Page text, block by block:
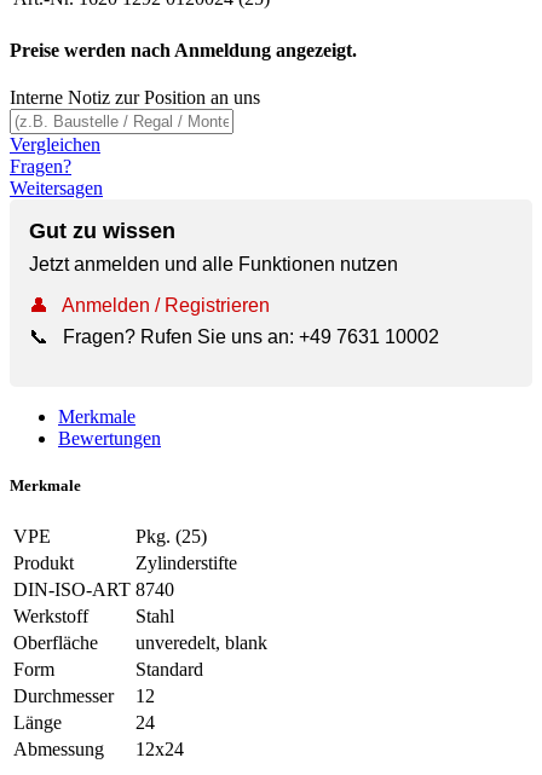
Preise werden nach Anmeldung angezeigt.
Interne Notiz zur Position an uns
Vergleichen
Fragen?
Weitersagen
Gut zu wissen
Jetzt anmelden und alle Funktionen nutzen
👤
Anmelden / Registrieren
📞
Fragen? Rufen Sie uns an: +49 7631 10002
Merkmale
Bewertungen
Merkmale
VPE
Pkg. (25)
Produkt
Zylinderstifte
DIN-ISO-ART 8740
Werkstoff
Stahl
Oberfläche
unveredelt, blank
Form
Standard
Durchmesser
12
Länge
24
Abmessung
12x24